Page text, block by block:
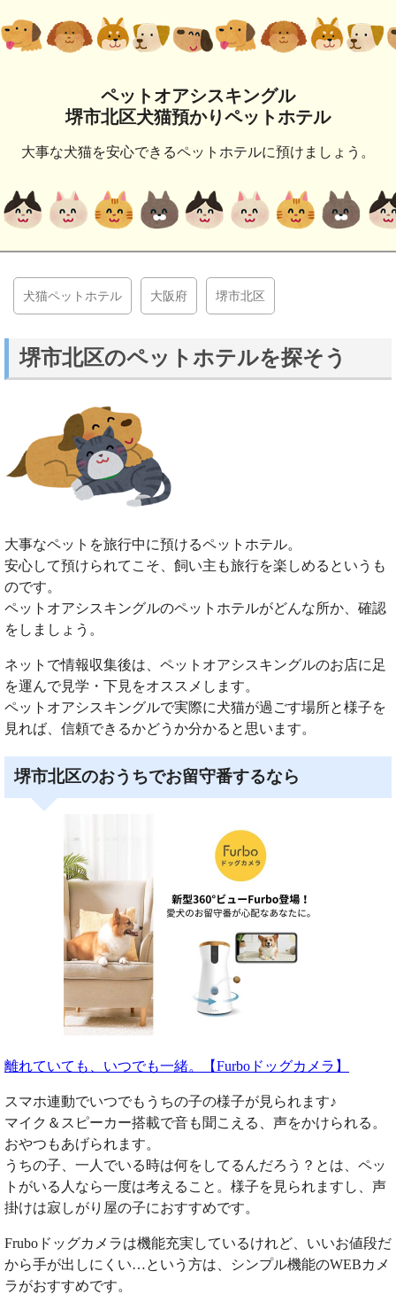
ペットオアシスキングル
堺市北区犬猫預かりペットホテル
大事な犬猫を安心できるペットホテルに預けましょう。
犬猫ペットホテル 大阪府 堺市北区
堺市北区のペットホテルを探そう
大事なペットを旅行中に預けるペットホテル。
安心して預けられてこそ、飼い主も旅行を楽しめるというも
のです。
ペットオアシスキングルのペットホテルがどんな所か、確認
をしましょう。
ネットで情報収集後は、ペットオアシスキングルのお店に足
を運んで見学・下見をオススメします。
ペットオアシスキングルで実際に犬猫が過ごす場所と様子を
見れば、信頼できるかどうか分かると思います。
堺市北区のおうちでお留守番するなら
離れていても、いつでも一緒。【Furboドッグカメラ】
スマホ連動でいつでもうちの子の様子が見られます♪
マイク＆スピーカー搭載で音も聞こえる、声をかけられる。
おやつもあげられます。
うちの子、一人でいる時は何をしてるんだろう？とは、ペッ
トがいる人なら一度は考えること。様子を見られますし、声
掛けは寂しがり屋の子におすすめです。
Fruboドッグカメラは機能充実しているけれど、いいお値段だ
から手が出しにくい…という方は、シンプル機能のWEBカメ
ラがおすすめです。